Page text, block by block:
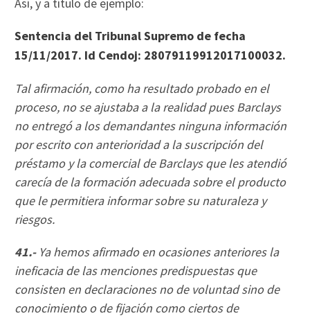
Así, y a título de ejemplo:
Sentencia del Tribunal Supremo de fecha
15/11/2017. Id Cendoj: 28079119912017100032.
Tal afirmación, como ha resultado probado en el
proceso, no se ajustaba a la realidad pues Barclays
no entregó a los demandantes ninguna información
por escrito con anterioridad a la suscripción del
préstamo y la comercial de Barclays que les atendió
carecía de la formación adecuada sobre el producto
que le permitiera informar sobre su naturaleza y
riesgos.
41.- Ya hemos afirmado en ocasiones anteriores la
ineficacia de las menciones predispuestas que
consisten en declaraciones no de voluntad sino de
conocimiento o de fijación como ciertos de